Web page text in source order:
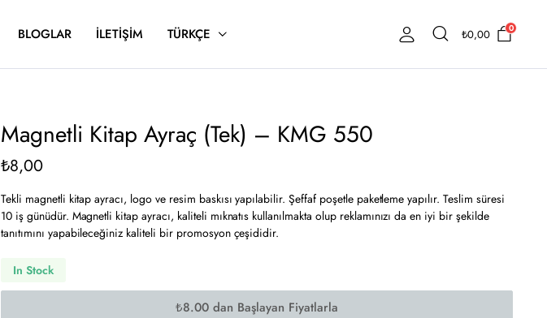
BLOGLAR İLETIŞIM TÜRKÇE ₺0,00 0
Magnetli Kitap Ayraç (Tek) – KMG 550
₺8,00
Tekli magnetli kitap ayracı, logo ve resim baskısı yapılabilir. Şeffaf poşetle paketleme yapılır. Teslim süresi
10 iş günüdür. Magnetli kitap ayracı, kaliteli mıknatıs kullanılmakta olup reklamınızı da en iyi bir şekilde
tanıtımını yapabileceğiniz kaliteli bir promosyon çeşididir.
In Stock